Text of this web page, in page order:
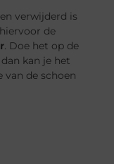
verwijderd is
de
. Doe het op de
kan je het
de schoen